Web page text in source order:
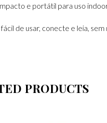
e portátil para uso
de usar, conecte e leia,
PRODUCTS